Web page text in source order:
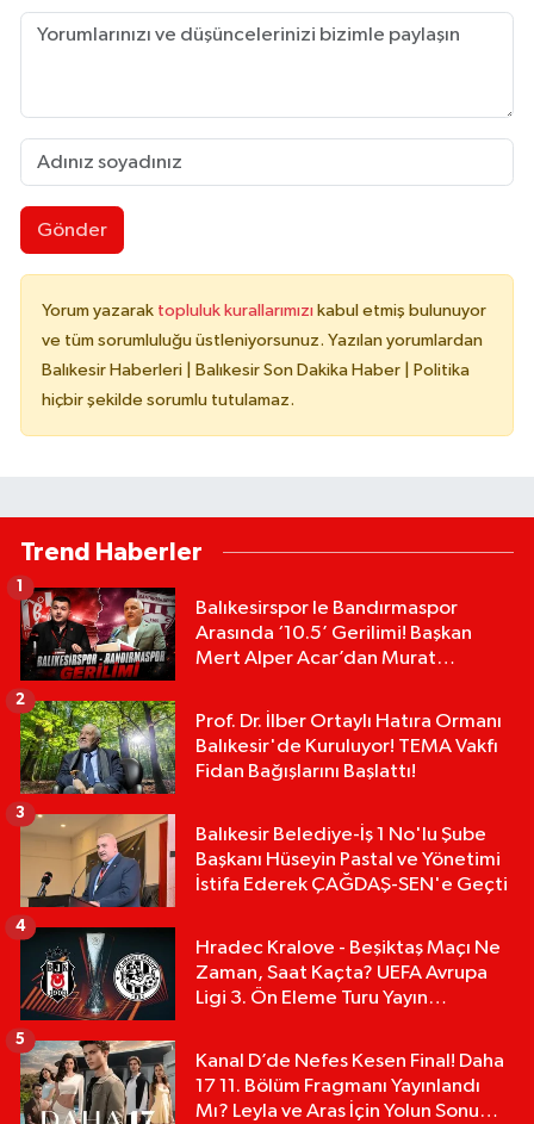
Gönder
Yorum yazarak topluluk kurallarımızı kabul etmiş bulunuyor
ve tüm sorumluluğu üstleniyorsunuz. Yazılan yorumlardan
Balıkesir Haberleri | Balıkesir Son Dakika Haber | Politika
hiçbir şekilde sorumlu tutulamaz.
Trend Haberler
Balıkesirspor le Bandırmaspor
Arasında ‘10.5’ Gerilimi! Başkan
Mert Alper Acar’dan Murat
1
Prof. Dr. İlber Ortaylı Hatıra Ormanı
Balıkesir'de Kuruluyor! TEMA Vakfı
Fidan Bağışlarını Başlattı!
2
Balıkesir Belediye-İş 1 No'lu Şube
Başkanı Hüseyin Pastal ve Yönetimi
İstifa Ederek ÇAĞDAŞ-SEN'e Geçti
3
Hradec Kralove - Beşiktaş Maçı Ne
Zaman, Saat Kaçta? UEFA Avrupa
Ligi 3. Ön Eleme Turu Yayın
4
Kanal D’de Nefes Kesen Final! Daha
17 11. Bölüm Fragmanı Yayınlandı
Mı? Leyla ve Aras İçin Yolun Sonu
5